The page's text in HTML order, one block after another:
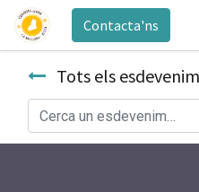
Contacta'ns
Tots els